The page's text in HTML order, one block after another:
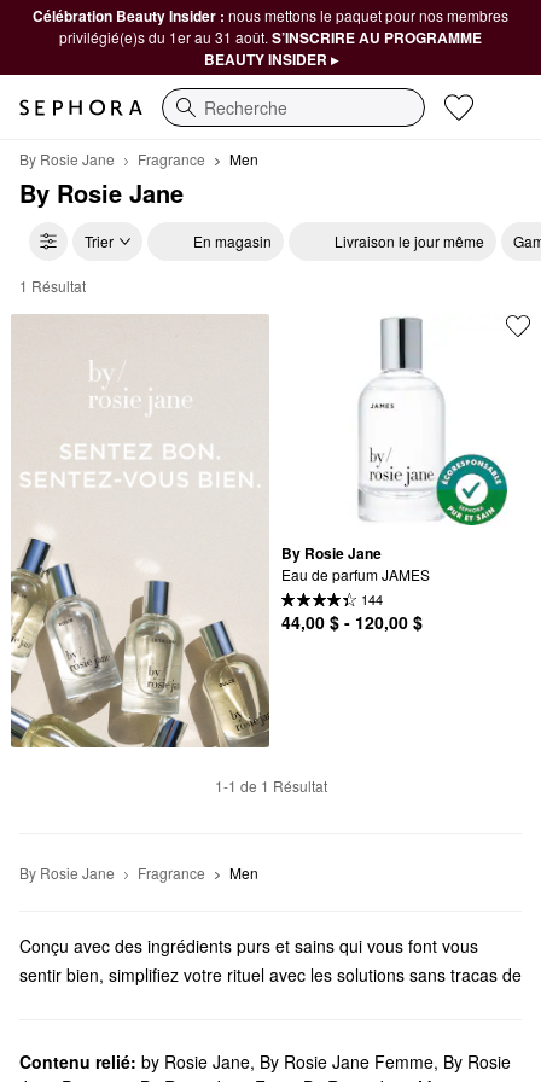
Célébration Beauty Insider : nous mettons le paquet pour nos membres
privilégié(e)s du 1er au 31 août. S’INSCRIRE AU PROGRAMME
BEAUTY INSIDER ▸
Recherche
By Rosie Jane Fragrance Men
By Rosie Jane
Trier En magasin Livraison le jour même
By Rosie Jane Men
1 Résultat
By Rosie Jane
Eau de parfum JAMES
144
44,00 $ - 120,00 $
1-1 de 1 Résultat
By Rosie Jane Fragrance Men
Conçu avec des ingrédients purs et sains qui vous font vous
sentir bien, simplifiez votre rituel avec les solutions sans tracas de
Est-ce que Sephora offre des produits By Rosie Jane?
Contenu relié: by Rosie Jane, By Rosie Jane Femme, By Rosie